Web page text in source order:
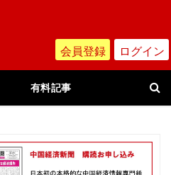
会員登録 ログイン
有料記事